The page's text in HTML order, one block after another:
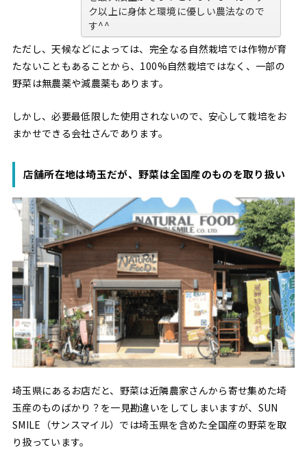
ク以上に身体と環境に優しい農法なので
す^^
ただし、天候などによっては、完全なる自然栽培では作物が育
たないこともあることから、100%自然栽培ではなく、一部の
野菜は無農薬や減農薬もあります。
しかし、必要最低限した使用されないので、安心して栽培をお
まかせできる会社さんであります。
店舗所在地は埼玉だが、野菜は全国産のものを取り扱い
埼玉県にあるお店だと、野菜は近隣農家さんから寄せ集めた埼
玉産のものばかり？を一見勘違いをしてしまいますが、SUN
SMILE（サンスマイル）では埼玉県を含めた全国産の野菜を取
り扱っています。